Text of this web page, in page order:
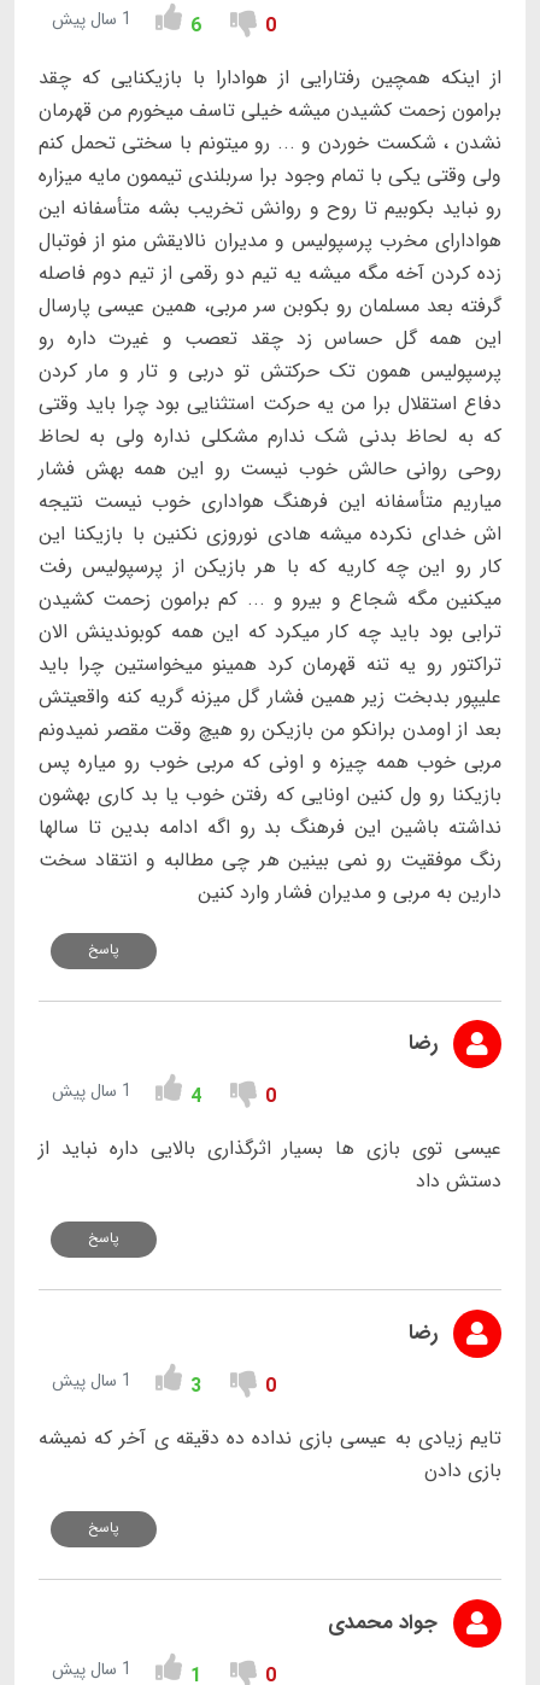
0
6 1 سال پیش
از اینکه همچین رفتارایی از هوادارا با بازیکنایی که چقد
برامون زحمت کشیدن میشه خیلی تاسف میخورم من قهرمان
نشدن ، شکست خوردن و ... رو میتونم با سختی تحمل کنم
ولی وقتی یکی با تمام وجود برا سربلندی تیممون مایه میزاره
رو نباید بکوبیم تا روح و روانش تخریب بشه متأسفانه این
هوادارای مخرب پرسپولیس و مدیران نالایقش منو از فوتبال
زده کردن آخه مگه میشه یه تیم دو رقمی از تیم دوم فاصله
گرفته بعد مسلمان رو بکوبن سر مربی، همین عیسی پارسال
این همه گل حساس زد چقد تعصب و غیرت داره رو
پرسپولیس همون تک حرکتش تو دربی و تار و مار کردن
دفاع استقلال برا من یه حرکت استثنایی بود چرا باید وقتی
که به لحاظ بدنی شک ندارم مشکلی نداره ولی به لحاظ
روحی روانی حالش خوب نیست رو این همه بهش فشار
میاریم متأسفانه این فرهنگ هواداری خوب نیست نتیجه
اش خدای نکرده میشه هادی نوروزی نکنین با بازیکنا این
کار رو این چه کاریه که با هر بازیکن از پرسپولیس رفت
میکنین مگه شجاع و بیرو و ... کم برامون زحمت کشیدن
ترابی بود باید چه کار میکرد که این همه کوبوندینش الان
تراکتور رو یه تنه قهرمان کرد همینو میخواستین چرا باید
علیپور بدبخت زیر همین فشار گل میزنه گریه کنه واقعیتش
بعد از اومدن برانکو من بازیکن رو هیچ وقت مقصر نمیدونم
مربی خوب همه چیزه و اونی که مربی خوب رو میاره پس
بازیکنا رو ول کنین اونایی که رفتن خوب یا بد کاری بهشون
نداشته باشین این فرهنگ بد رو اگه ادامه بدین تا سالها
رنگ موفقیت رو نمی بینین هر چی مطالبه و انتقاد سخت
دارین به مربی و مدیران فشار وارد کنین
پاسخ
رضا
0
4 1 سال پیش
عیسی توی بازی ها بسیار اثرگذاری بالایی داره نباید از
دستش داد
پاسخ
رضا
0
3 1 سال پیش
تایم زیادی به عیسی بازی نداده ده دقیقه ی آخر که نمیشه
بازی دادن
پاسخ
جواد محمدی
0
1 1 سال پیش